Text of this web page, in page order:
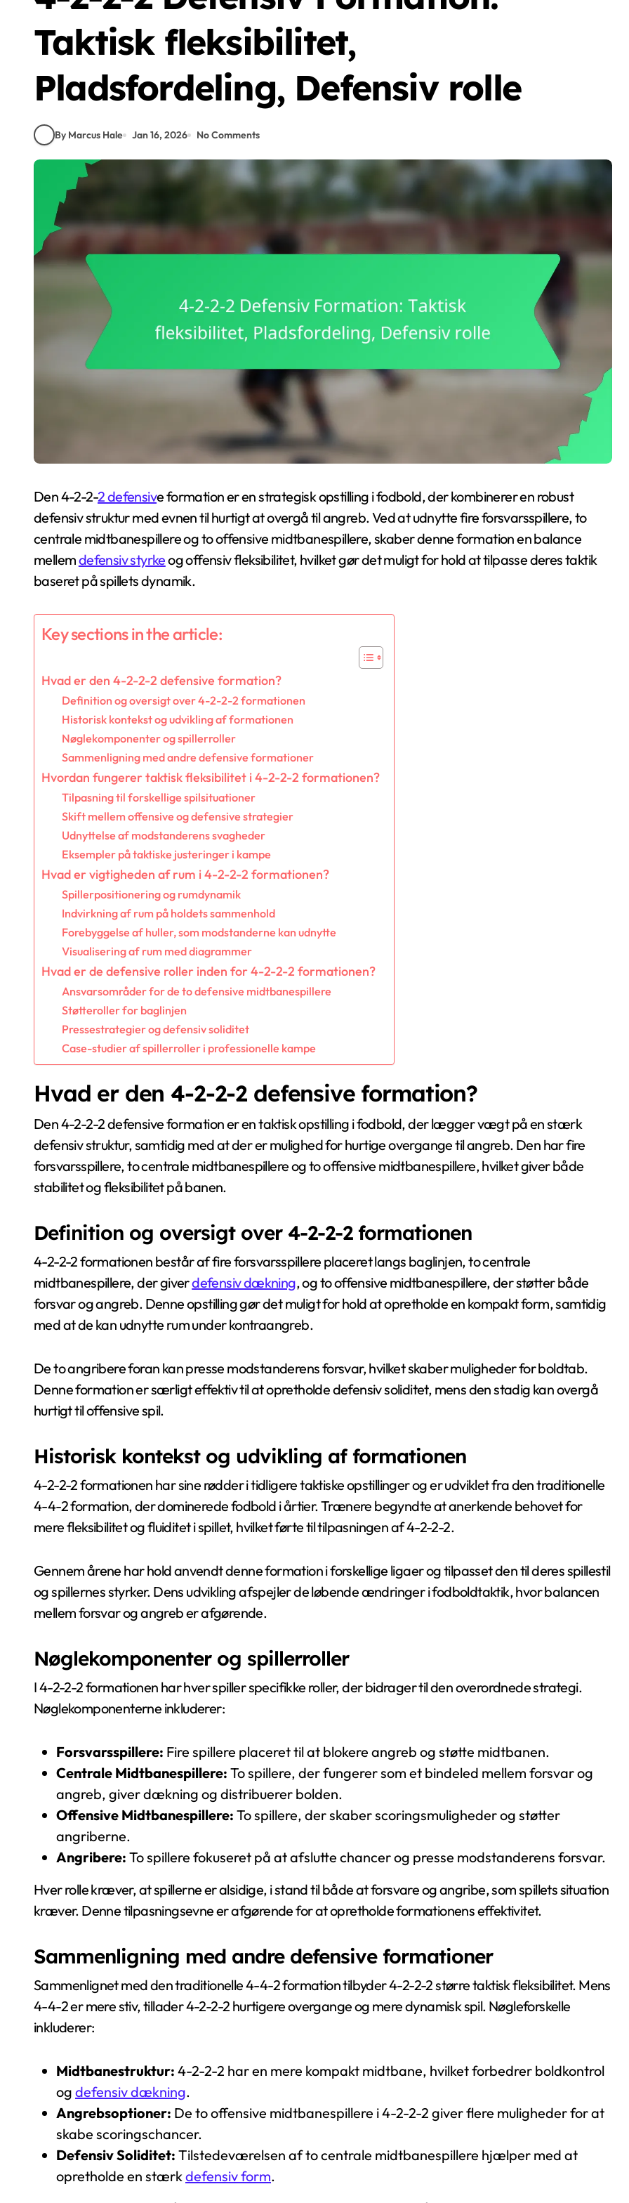
Taktisk fleksibilitet,
Pladsfordeling, Defensiv rolle
By Marcus Hale Jan 16, 2026 No Comments
Den 4-2-2-2 defensive formation er en strategisk opstilling i fodbold, der kombinerer en robust
defensiv struktur med evnen til hurtigt at overgå til angreb. Ved at udnytte fire forsvarsspillere, to
centrale midtbanespillere og to offensive midtbanespillere, skaber denne formation en balance
mellemdefensiv styrkeog offensiv fleksibilitet, hvilket gør det muligt for hold at tilpasse deres taktik
baseret på spillets dynamik.
Key sections in the article:
Hvad er den 4-2-2-2 defensive formation?
Definition og oversigt over 4-2-2-2 formationen
Historisk kontekst og udvikling af formationen
Nøglekomponenter og spillerroller
Sammenligning med andre defensive formationer
Hvordan fungerer taktisk fleksibilitet i 4-2-2-2 formationen?
Tilpasning til forskellige spilsituationer
Skift mellem offensive og defensive strategier
Udnyttelse af modstanderens svagheder
Eksempler på taktiske justeringer i kampe
Hvad er vigtigheden af rum i 4-2-2-2 formationen?
Spillerpositionering og rumdynamik
Indvirkning af rum på holdets sammenhold
Forebyggelse af huller, som modstanderne kan udnytte
Visualisering af rum med diagrammer
Hvad er de defensive roller inden for 4-2-2-2 formationen?
Ansvarsområder for de to defensive midtbanespillere
Støtteroller for baglinjen
Pressestrategier og defensiv soliditet
Case-studier af spillerroller i professionelle kampe
Hvad er den 4-2-2-2 defensive formation?
Den 4-2-2-2 defensive formation er en taktisk opstilling i fodbold, der lægger vægt på en stærk
defensiv struktur, samtidig med at der er mulighed for hurtige overgange til angreb. Den har fire
forsvarsspillere, to centrale midtbanespillere og to offensive midtbanespillere, hvilket giver både
stabilitet og fleksibilitet på banen.
Definition og oversigt over 4-2-2-2 formationen
4-2-2-2 formationen består af fire forsvarsspillere placeret langs baglinjen, to centrale
midtbanespillere, der giverdefensiv dækning, og to offensive midtbanespillere, der støtter både
forsvar og angreb. Denne opstilling gør det muligt for hold at opretholde en kompakt form, samtidig
med at de kan udnytte rum under kontraangreb.
De to angribere foran kan presse modstanderens forsvar, hvilket skaber muligheder for boldtab.
Denne formation er særligt effektiv til at opretholde defensiv soliditet, mens den stadig kan overgå
hurtigt til offensive spil.
Historisk kontekst og udvikling af formationen
4-2-2-2 formationen har sine rødder i tidligere taktiske opstillinger og er udviklet fra den traditionelle
4-4-2 formation, der dominerede fodbold i årtier. Trænere begyndte at anerkende behovet for
mere fleksibilitet og fluiditet i spillet, hvilket førte til tilpasningen af 4-2-2-2.
Gennem årene har hold anvendt denne formation i forskellige ligaer og tilpasset den til deres spillestil
og spillernes styrker. Dens udvikling afspejler de løbende ændringer i fodboldtaktik, hvor balancen
mellem forsvar og angreb er afgørende.
Nøglekomponenter og spillerroller
I 4-2-2-2 formationen har hver spiller specifikke roller, der bidrager til den overordnede strategi.
Nøglekomponenterne inkluderer:
Forsvarsspillere: Fire spillere placeret til at blokere angreb og støtte midtbanen.
Centrale Midtbanespillere: To spillere, der fungerer som et bindeled mellem forsvar og
angreb, giver dækning og distribuerer bolden.
Offensive Midtbanespillere: To spillere, der skaber scoringsmuligheder og støtter
angriberne.
Angribere: To spillere fokuseret på at afslutte chancer og presse modstanderens forsvar.
Hver rolle kræver, at spillerne er alsidige, i stand til både at forsvare og angribe, som spillets situation
kræver. Denne tilpasningsevne er afgørende for at opretholde formationens effektivitet.
Sammenligning med andre defensive formationer
Sammenlignet med den traditionelle 4-4-2 formation tilbyder 4-2-2-2 større taktisk fleksibilitet. Mens
4-4-2 er mere stiv, tillader 4-2-2-2 hurtigere overgange og mere dynamisk spil. Nøgleforskelle
inkluderer:
Midtbanestruktur: 4-2-2-2 har en mere kompakt midtbane, hvilket forbedrer boldkontrol
og defensiv dækning.
Angrebsoptioner: De to offensive midtbanespillere i 4-2-2-2 giver flere muligheder for at
skabe scoringschancer.
Defensiv Soliditet: Tilstedeværelsen af to centrale midtbanespillere hjælper med at
opretholde en stærkdefensiv form.